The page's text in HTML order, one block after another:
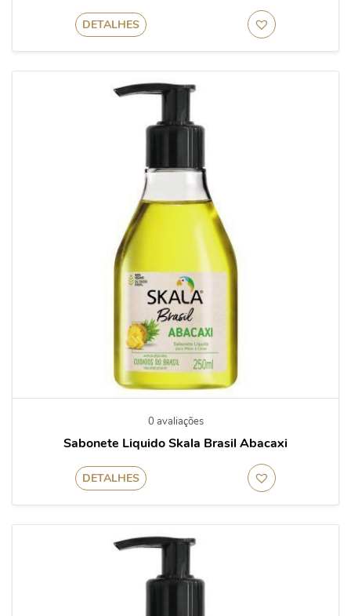
DETALHES
0 avaliações
Sabonete Liquido Skala Brasil Abacaxi
DETALHES